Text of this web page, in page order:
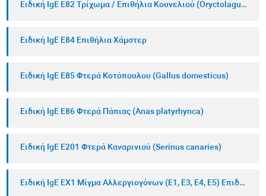
Ειδική IgE E82 Τρίχωμα / Επιθήλια Κουνελιού (Oryctolagus cuniculus)
Ειδική IgE E84 Επιθήλια Χάμστερ
Ειδική IgE E85 Φτερά Κοτόπουλου (Gallus domesticus)
Ειδική IgE E86 Φτερά Πάπιας (Anas platyrhynca)
Ειδική IgE E201 Φτερά Καναρινιού (Serinus canaries)
Ειδική IgE EΧ1 Μίγμα Αλλεργιογόνων (Ε1, Ε3, Ε4, Ε5) Επιδερμικά